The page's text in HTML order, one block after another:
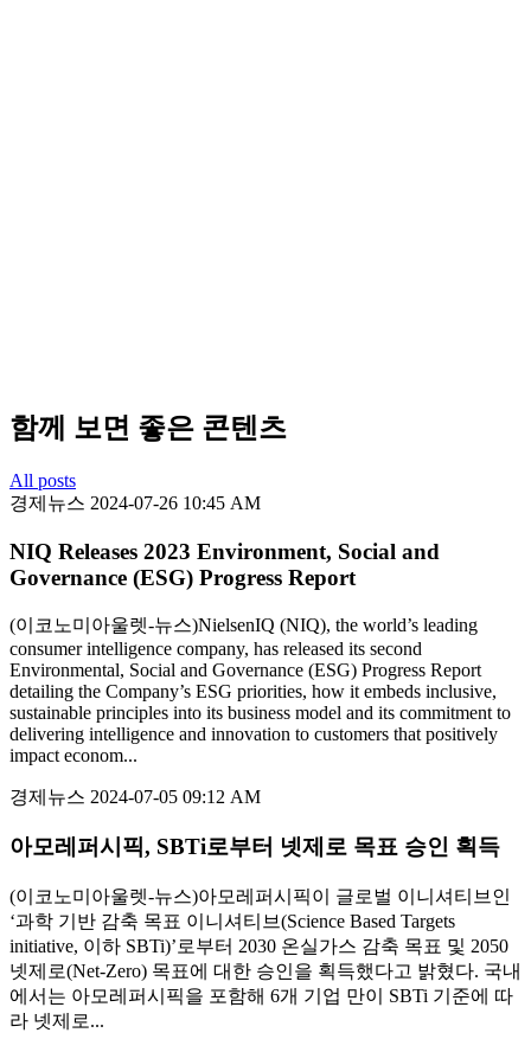
함께 보면 좋은 콘텐츠
All posts
경제뉴스 2024-07-26 10:45 AM
NIQ Releases 2023 Environment, Social and
Governance (ESG) Progress Report
(이코노미아울렛-뉴스)NielsenIQ (NIQ), the world’s leading
consumer intelligence company, has released its second
Environmental, Social and Governance (ESG) Progress Report
detailing the Company’s ESG priorities, how it embeds inclusive,
sustainable principles into its business model and its commitment to
delivering intelligence and innovation to customers that positively
impact econom...
경제뉴스 2024-07-05 09:12 AM
아모레퍼시픽, SBTi로부터 넷제로 목표 승인 획득
(이코노미아울렛-뉴스)아모레퍼시픽이 글로벌 이니셔티브인
‘과학 기반 감축 목표 이니셔티브(Science Based Targets
initiative, 이하 SBTi)’로부터 2030 온실가스 감축 목표 및 2050
넷제로(Net-Zero) 목표에 대한 승인을 획득했다고 밝혔다. 국내
에서는 아모레퍼시픽을 포함해 6개 기업 만이 SBTi 기준에 따
라 넷제로...